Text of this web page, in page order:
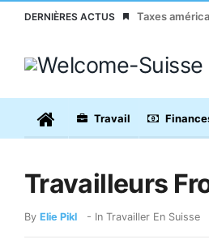
DERNIÈRES ACTUS Taxes
Travail
Travailleurs
By Elie Pikl - In Travailler En Suisse